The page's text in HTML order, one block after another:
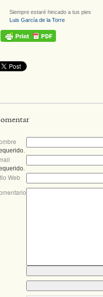
Siempre estaré hincado a tus pies
Luis García de la Torre
Web